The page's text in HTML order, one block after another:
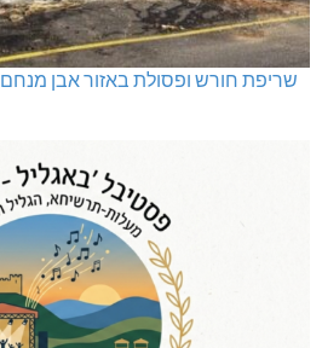
שריפת חורש ופסולת באזור אבן מנחם